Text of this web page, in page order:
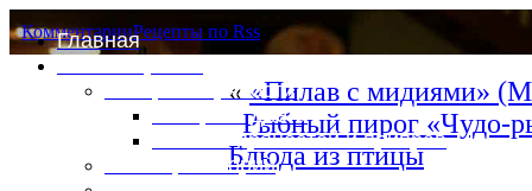
Главная
Специи и пряности
Специи и диета
Каталог пряностей и приправ
Таблица калорий
КомментарииРецепты по Rss
««Пилав с мидиями»
Рыбный пирог «Чудо-
Блюда из птицы